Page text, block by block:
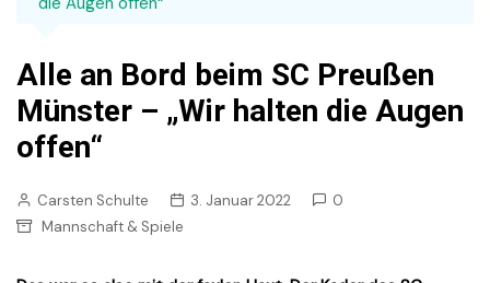
Alle an Bord beim SC Preußen
Münster – „Wir halten die Augen
offen“
Carsten Schulte 3. Januar 2022
0
Mannschaft & Spiele